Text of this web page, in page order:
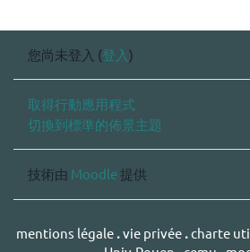
您尚未登入 (登入 )
取得行動應用程式
切換到標準的佈景主題
技術由 Moodle提供
mentions légale .vie privée .charte